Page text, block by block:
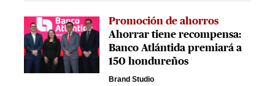
Promoción de ahorros
Ahorrar tiene recompensa:
Banco Atlántida premiará a
150 hondureños
Brand Studio